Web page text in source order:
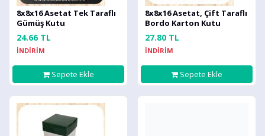
8x8x16 Asetat Tek Taraflı
Gümüş Kutu
24.66 TL
İNDİRİM
Sepete Ekle
8x8x16 Asetat, Çift Taraflı
Bordo Karton Kutu
27.80 TL
İNDİRİM
Sepete Ekle